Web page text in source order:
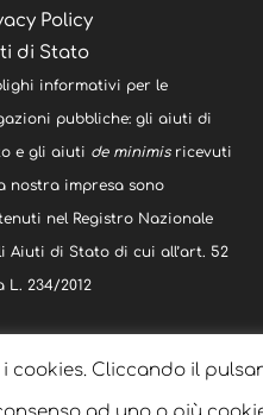
Policy
di Stato
informativi per le
pubbliche: gli aiuti di
e gli aiuti de minimisricevuti
nostra impresa sono
nel Registro Nazionale
Aiuti di Stato di cui all’art. 52
L. 234/2012
cookies. Cliccando il